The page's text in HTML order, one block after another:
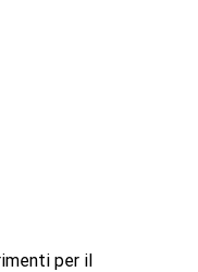
per il